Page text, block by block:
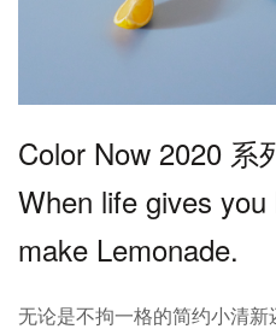
Color Now 2020 系
When life gives you
make Lemonade.
无论是不拘一格的简约小清